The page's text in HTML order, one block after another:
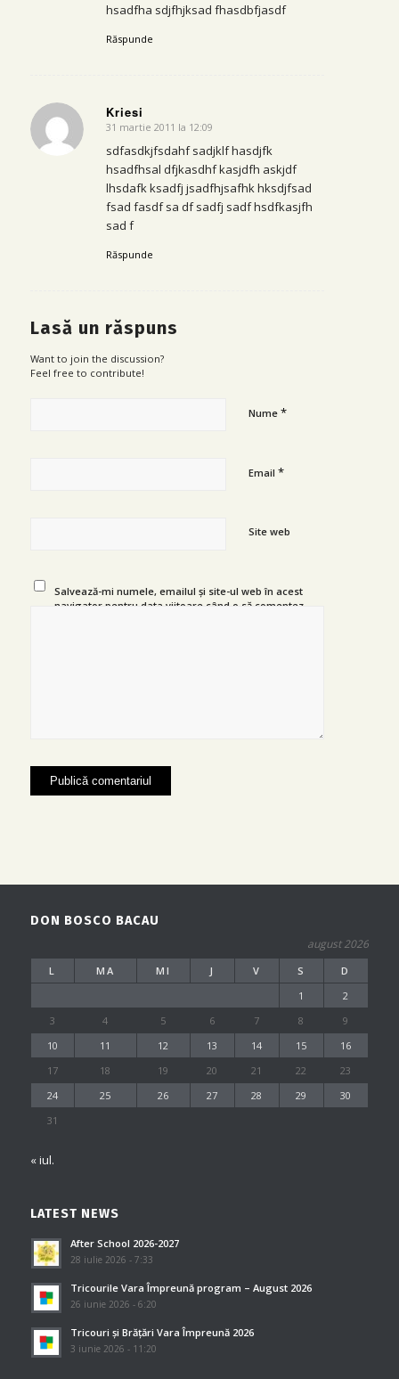
hsadfha sdjfhjksad fhasdbfjasdf
Răspunde
Kriesi
says:
31 martie 2011 la 12:09
sdfasdkjfsdahf sadjklf hasdjfk
hsadfhsal dfjkasdhf kasjdfh askjdf
lhsdafk ksadfj jsadfhjsafhk hksdjfsad
fsad fasdf sa df sadfj sadf hsdfkasjfh
sad f
Răspunde
Lasă un răspuns
Want to join the discussion?
Feel free to contribute!
Nume *
Email *
Site web
Salvează-mi numele, emailul și site-ul web în acest
navigator pentru data viitoare când o să comentez.
DON BOSCO BACAU
august 2026
L MA MI J V S
D
1
2
3
4 5 6 7 8
9
10
11 12 13 14 15
16
17
18 19 20 21 22
23
24
25 26 27 28 29
30
31
« iul.
LATEST NEWS
After School 2026-2027
28 iulie 2026 - 7:33
Tricourile Vara Împreună program – August 2026
26 iunie 2026 - 6:20
Tricouri și Brățări Vara Împreună 2026
3 iunie 2026 - 11:20